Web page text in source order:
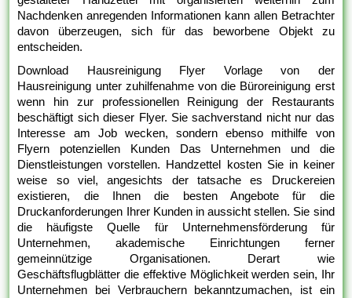
Nachdenken anregenden Informationen kann allen Betrachter
davon überzeugen, sich für das beworbene Objekt zu
entscheiden.
Download Hausreinigung Flyer Vorlage von der
Hausreinigung unter zuhilfenahme von die Büroreinigung erst
wenn hin zur professionellen Reinigung der Restaurants
beschäftigt sich dieser Flyer. Sie sachverstand nicht nur das
Interesse am Job wecken, sondern ebenso mithilfe von
Flyern potenziellen Kunden Das Unternehmen und die
Dienstleistungen vorstellen. Handzettel kosten Sie in keiner
weise so viel, angesichts der tatsache es Druckereien
existieren, die Ihnen die besten Angebote für die
Druckanforderungen Ihrer Kunden in aussicht stellen. Sie sind
die häufigste Quelle für Unternehmensförderung für
Unternehmen, akademische Einrichtungen ferner
gemeinnützige Organisationen. Derart wie
Geschäftsflugblätter die effektive Möglichkeit werden sein, Ihr
Unternehmen bei Verbrauchern bekanntzumachen, ist ein